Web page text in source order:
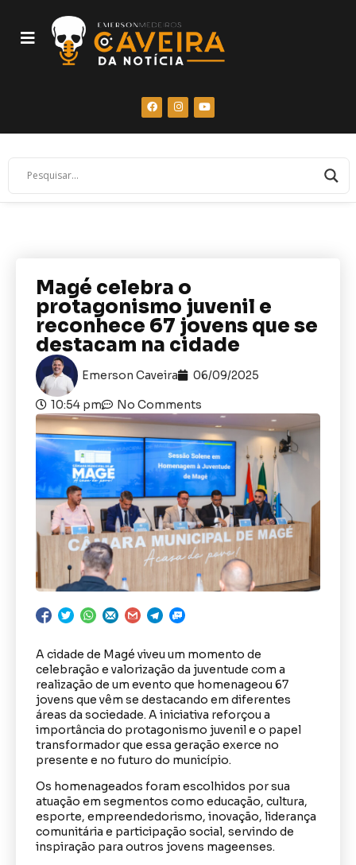
Magé celebra o
protagonismo juvenil e
reconhece 67 jovens que se
destacam na cidade
Emerson Caveira 06/09/2025
10:54 pm No Comments
A cidade de Magé viveu um momento de
celebração e valorização da juventude com a
realização de um evento que homenageou 67
jovens que vêm se destacando em diferentes
áreas da sociedade. A iniciativa reforçou a
importância do protagonismo juvenil e o papel
transformador que essa geração exerce no
presente e no futuro do município.
Os homenageados foram escolhidos por sua
atuação em segmentos como educação, cultura,
esporte, empreendedorismo, inovação, liderança
comunitária e participação social, servindo de
inspiração para outros jovens mageenses.